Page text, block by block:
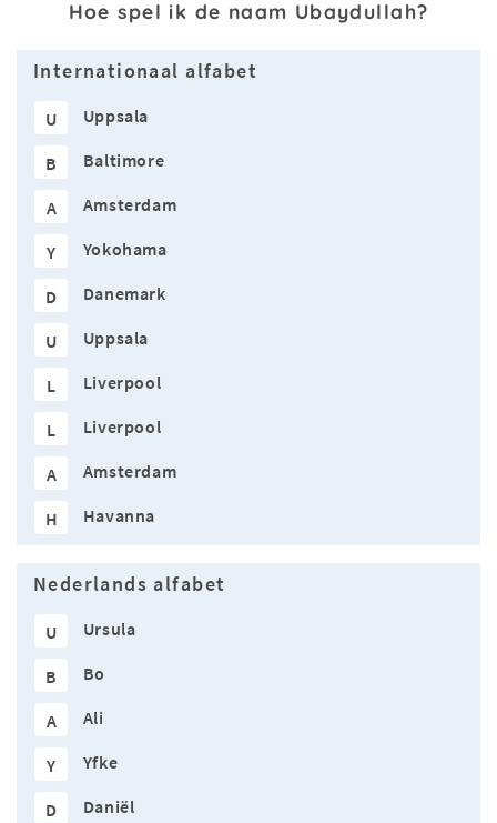
Hoe spel ik de naam Ubaydullah?
Internationaal alfabet
U Uppsala
B Baltimore
A Amsterdam
Y Yokohama
D Danemark
U Uppsala
L Liverpool
L Liverpool
A Amsterdam
H Havanna
Nederlands alfabet
U Ursula
B Bo
A Ali
Y Yfke
D Daniël